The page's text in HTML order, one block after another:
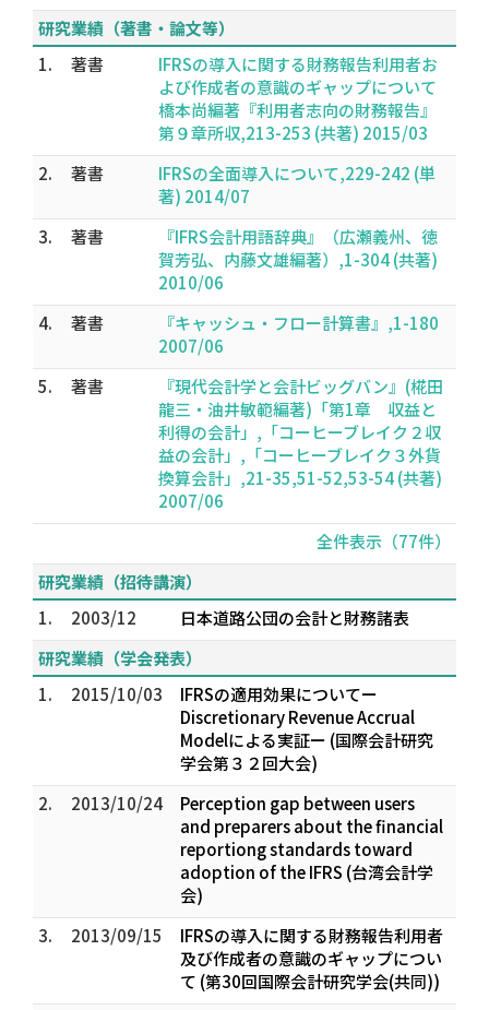
研究業績（著書・論文等）
1.
著書
IFRSの導入に関する財務報告利用者お
よび作成者の意識のギャップについて
橋本尚編著『利用者志向の財務報告』
第９章所収,213-253 (共著) 2015/03
2.
著書
IFRSの全面導入について,229-242 (単
著) 2014/07
3.
著書
『IFRS会計用語辞典』（広瀬義州、徳
賀芳弘、内藤文雄編著）,1-304 (共著)
2010/06
4.
著書
『キャッシュ・フロー計算書』,1-180
2007/06
5.
著書
『現代会計学と会計ビッグバン』(椛田
龍三・油井敏範編著)「第1章 収益と
利得の会計」,「コーヒーブレイク２収
益の会計」,「コーヒーブレイク３外貨
換算会計」,21-35,51-52,53-54 (共著)
2007/06
全件表示（77件）
研究業績（招待講演）
1.
2003/12
日本道路公団の会計と財務諸表
研究業績（学会発表）
1.
2015/10/03
IFRSの適用効果についてー
Discretionary Revenue Accrual
Modelによる実証ー (国際会計研究
学会第３２回大会)
2.
2013/10/24
Perception gap between users
and preparers about the financial
reportiong standards toward
adoption of the IFRS (台湾会計学
会)
3.
2013/09/15
IFRSの導入に関する財務報告利用者
及び作成者の意識のギャップについ
て (第30回国際会計研究学会(共同))